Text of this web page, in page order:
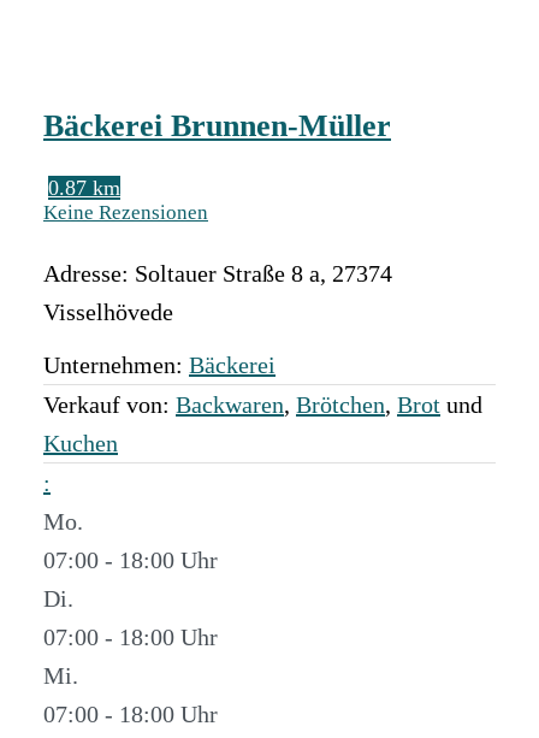
Bäckerei Brunnen-Müller
0.87 km
Keine Rezensionen
Adresse: Soltauer Straße 8 a, 27374
Visselhövede
Unternehmen: Bäckerei
Verkauf von: Backwaren, Brötchen, Brot und
Kuchen
:
Mo.
07:00 - 18:00
Di.
07:00 - 18:00
Mi.
07:00 - 18:00